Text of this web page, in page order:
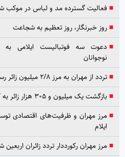
■فعالیت گسترده مد و لباس در موکب
■روز خبرنگار، روز تعظیم به شجاعت
■دعوت سه فوتبالیست ایلامی به
نوجوانان
■تردد از مهران به مرز ۲/۸ میلیون زائر رسید
■بازگشت یک میلیون و ۳۰۵ هزار زائر به کشور
■مرز مهران و ظرفیت‌های اقتصادی
ایلام
■مرز مهران رکورددار تردد زائران اربعین